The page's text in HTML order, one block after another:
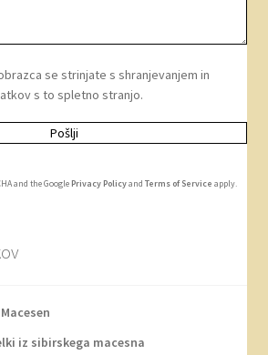
se strinjate s shranjevanjem in
s to spletno stranjo.
and the GooglePrivacy Policyand Terms of Service apply.
Macesen
iz sibirskega macesna